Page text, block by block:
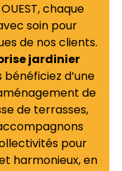
OUEST, chaque
soin pour
de nos clients.
jardinier
bénéficiez d’une
de
de terrasses,
pour
harmonieux, en